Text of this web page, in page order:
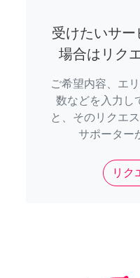
受けたいサ
場合はリク
ご希望内容、エ
数などを入力し
と、そのリクエ
サポーター
リク